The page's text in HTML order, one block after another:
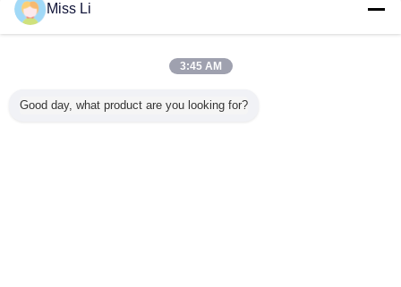
Miss Li
3:45 AM
Good day, what product are you looking for?